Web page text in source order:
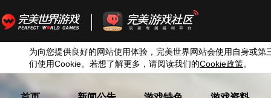
为向您提供良好的网站使用体验，完美世界网站会使用自身或第
们使用Cookie。若想了解更多，请阅读我们的Cookie政策。